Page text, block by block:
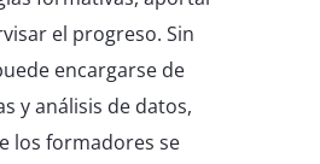
el progreso. Sin
encargarse de
y análisis de datos,
los formadores se